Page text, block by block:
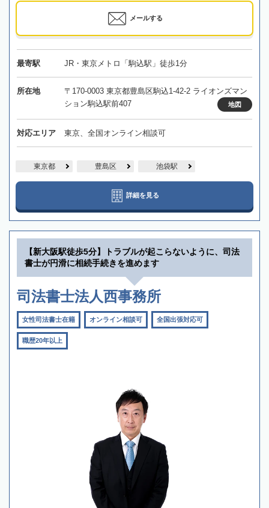
メールする
最寄駅 JR・東京メトロ「駒込駅」徒歩1分
所在地
〒170-0003 東京都豊島区駒込1-42-2 ライオンズマン
ション駒込駅前407
地図
対応エリア 東京、全国オンライン相談可
東京都 豊島区 池袋駅
詳細を見る
【新大阪駅徒歩5分】トラブルが起こらないように、司法
書士が円滑に相続手続きを進めます
司法書士法人西事務所
女性司法書士在籍 オンライン相談可 全国出張対応可
職歴20年以上